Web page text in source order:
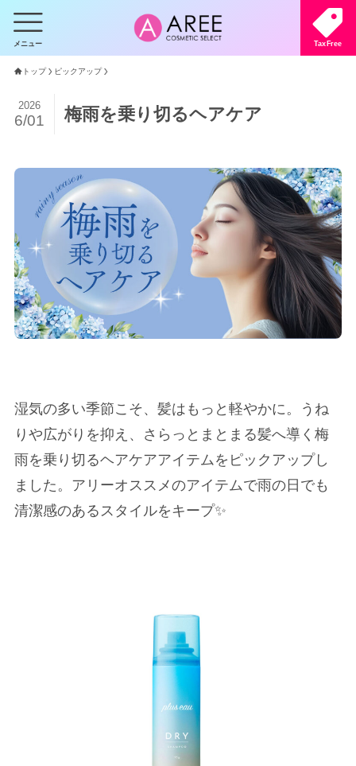
TaxFree
メニュー
トップ ピックアップ
梅雨を乗り切るヘアケア
2026
6/01
湿気の多い季節こそ、髪はもっと軽やかに。うね
りや広がりを抑え、さらっとまとまる髪へ導く梅
雨を乗り切るヘアケアアイテムをピックアップし
ました。アリーオススメのアイテムで雨の日でも
清潔感のあるスタイルをキープ✨